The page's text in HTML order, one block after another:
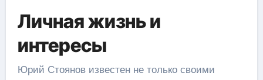
Личная жизнь и
интересы
Юрий Стоянов известен не только своими